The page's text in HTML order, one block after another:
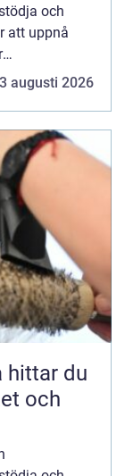
och
att uppnå
augusti 2026
och